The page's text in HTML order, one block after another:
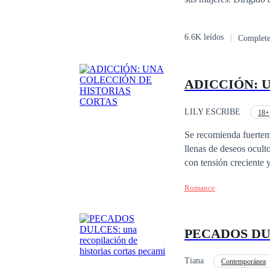
6.6K leídos
ADICCIÓN:
LILY ESCRIBE 18+
Se recomienda
llenas de deseos
con tensión creciente
control.
Romance
PECADOS
Tiana Contemporánea